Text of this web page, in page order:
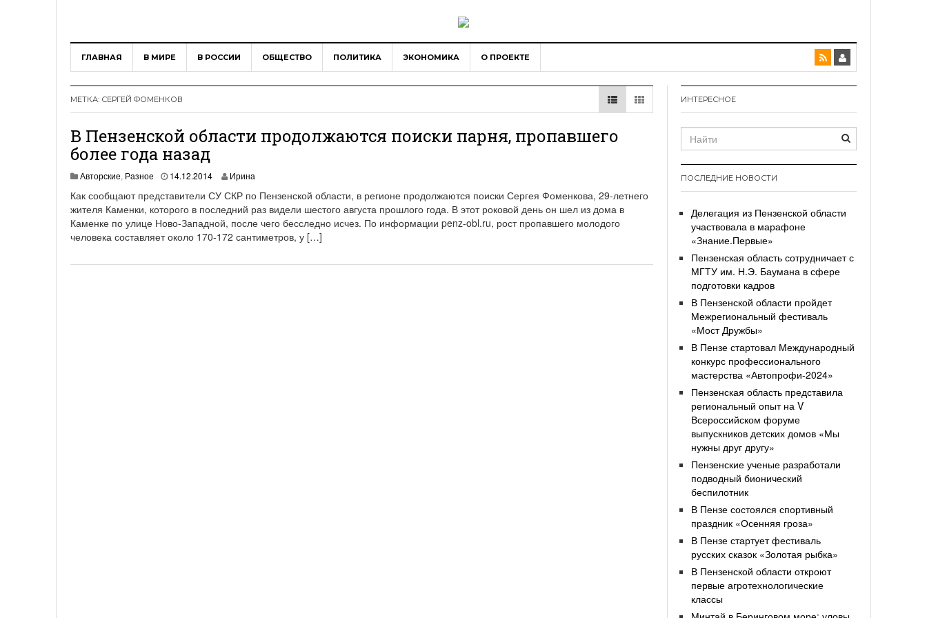
ГЛАВНАЯ В МИРЕ В РОССИИ ОБЩЕСТВО ПОЛИТИКА ЭКОНОМИКА О ПРОЕКТЕ
МЕТКА: СЕРГЕЙ ФОМЕНКОВ
В Пензенской области продолжаются поиски парня, пропавшего
более года назад
Авторские, Разное 14.12.2014 Ирина
Как сообщают представители СУ СКР по Пензенской области, в регионе продолжаются поиски Сергея Фоменкова, 29-летнего
жителя Каменки, которого в последний раз видели шестого августа прошлого года. В этот роковой день он шел из дома в
Каменке по улице Ново-Западной, после чего бесследно исчез. По информации penz-obl.ru, рост пропавшего молодого
человека составляет около 170-172 сантиметров, у […]
ИНТЕРЕСНОЕ
ПОСЛЕДНИЕ НОВОСТИ
Делегация из Пензенской области
участвовала в марафоне
«Знание.Первые»
Пензенская область сотрудничает с
МГТУ им. Н.Э. Баумана в сфере
подготовки кадров
В Пензенской области пройдет
Межрегиональный фестиваль
«Мост Дружбы»
В Пензе стартовал Международный
конкурс профессионального
мастерства «Автопрофи-2024»
Пензенская область представила
региональный опыт на V
Всероссийском форуме
выпускников детских домов «Мы
нужны друг другу»
Пензенские ученые разработали
подводный бионический
беспилотник
В Пензе состоялся спортивный
праздник «Осенняя гроза»
В Пензе стартует фестиваль
русских сказок «Золотая рыбка»
В Пензенской области откроют
первые агротехнологические
классы